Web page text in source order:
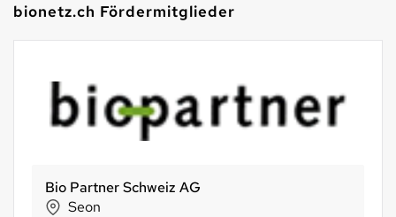
bionetz.ch Fördermitglieder
Bio Partner Schweiz AG
Seon